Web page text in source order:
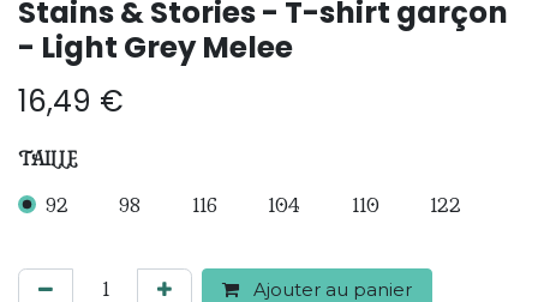
Stains & Stories - T-shirt garçon
- Light Grey Melee
16,49 €
TAILLE
92 98 116 104 110 122
Ajouter au panier